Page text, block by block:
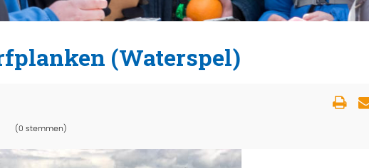
(Waterspel)
(0 stemmen)